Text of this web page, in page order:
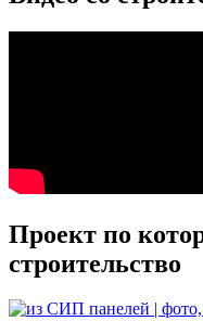
Проект по
строительство